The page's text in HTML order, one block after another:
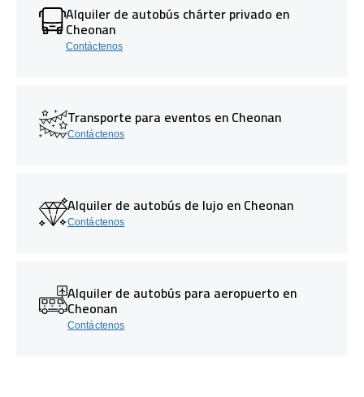
Alquiler de autobús chárter privado en
Cheonan
Contáctenos
Transporte para eventos en Cheonan
Contáctenos
Alquiler de autobús de lujo en Cheonan
Contáctenos
Alquiler de autobús para aeropuerto en
Cheonan
Contáctenos